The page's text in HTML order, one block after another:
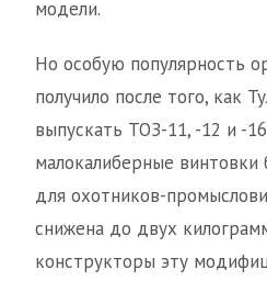
модели.
Но особую популярность
получило после того, как
выпускать ТОЗ-11, -12 и -
малокалиберные винтовки
для охотников-
снижена до двух
конструкторы эту